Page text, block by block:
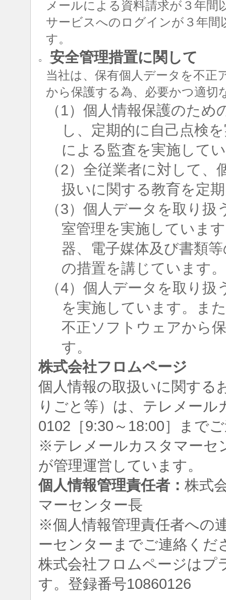
メールによる資料請求が３年間
サービスへのログインが３年間
す。
○ 安全管理措置に関して
当社は、保有個人データを不正
から保護する為、必要かつ適切
（1）個人情報保護のた
し、定期的に自己点検
による監査を実施して
（2）全従業者に対して
扱いに関する教育を定
（3）個人データを取り
室管理を実施していま
器、電子媒体及び書類
の措置を講じています。
（4）個人データを取り
を実施しています。ま
不正ソフトウェアから
す。
株式会社フロムページ
個人情報の取扱いに関する
りごと等）は、テレメー
0102［9:30～18:00］まで
※テレメールカスタマーセ
が管理運営しています。
個人情報管理責任者： 株式
マーセンター長
※個人情報管理責任者への
ーセンターまでご連絡くだ
株式会社フロムページはプ
す。登録番号10860126